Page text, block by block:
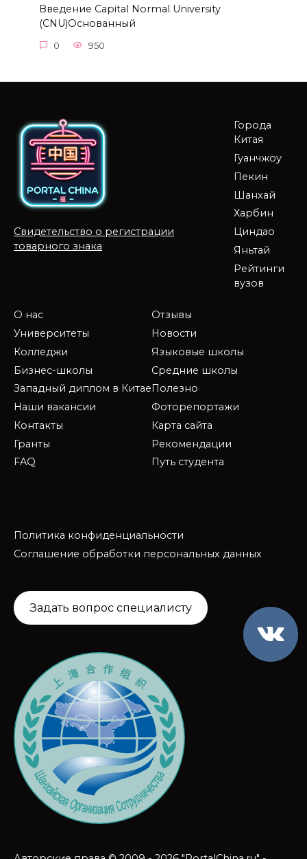
Введение Capital Normal University
(CNU)Основанный
0 950
Свидетельство о регистрации
товарного знака
Города
Китая
Гуанчжоу
Пекин
Шанхай
Харбин
Циндао
Яньтай
Рейтинги
вузов
О нас
Университеты
Колледжи
Бизнес-школы
Западный диплом в Китае
Наши вакансии
Контакты
Гранты
FAQ
Отзывы
Новости
Языковые школы
Средние школы
Полезно
Фоторепортажи
Карта сайта
Рекомендации
Путь студента
Политика конфиденциальности
Соглашение обработки персональных данных
Задать вопрос специалисту